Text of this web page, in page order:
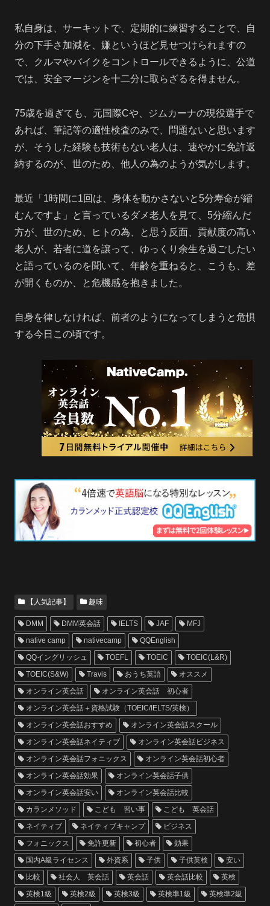
私自身は、サーキットで、定期的に練習することで、自
分の下手さ加減を、嫌というほど見せつけられますの
で、クルマやバイクをコントロールできるように、公道
では、安全マージンを十二分に取らざるを得ません。
75歳を過ぎても、元国際Cや、ジムカーナの現役選手で
あれば、筆記等の適性検査のみで、問題ないと思います
が、そうした経験も技術もない老人は、速やかに免許返
納するのが、世のため、他人の為のようが気がします。
最近「1時間に1回は、身体を動かさないと5分寿命が縮
むんですよ」と言っているダメ老人を見て、5分縮んだ
方が、世のため、ヒトの為、と思う反面、貢献度の高い
老人が、若者に道を譲って、ゆっくり余生を過ごしたい
と語っているのを聞いて、年齢を重ねると、こうも、差
が開くものか、と危機感を抱きました。
自身を律しなければ、前者のようになってしまうと危惧
する今日この頃です。
【人気記事】 趣味
DMM DMM英会話 IELTS JAF
MFJ
native camp
nativecamp
QQEnglish
QQイングリッシュ
TOEFL TOEIC
TOEIC(L&R)
TOEIC(S&W)
Travis おうち英語
オススメ
オンライン英会話
オンライン英会話 初心者
オンライン英会話＋資格試験（TOEIC/IELTS/英検）
オンライン英会話おすすめ
オンライン英会話スクール
オンライン英会話ネイティブ
オンライン英会話ビジネス
オンライン英会話フォニックス
オンライン英会話初心者
オンライン英会話効果
オンライン英会話子供
オンライン英会話安い
オンライン英会話比較
カランメソッド
こども 習い事
こども 英会話
ネイティブ
ネイティブキャンプ
ビジネス
フォニックス
免許更新 初心者
効果
国内A級ライセンス
外資系 子供 子供英検
安い
比較
社会人 英会話 英会話 英会話比較
英検
英検1級
英検2級 英検3級 英検準1級 英検準2級